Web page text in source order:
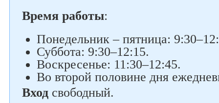
Время работы:
Понедельник – пятница:
Суббота: 9:30–12:15.
Воскресенье: 11:30–12:45.
Во второй половине дня
Вход свободный.